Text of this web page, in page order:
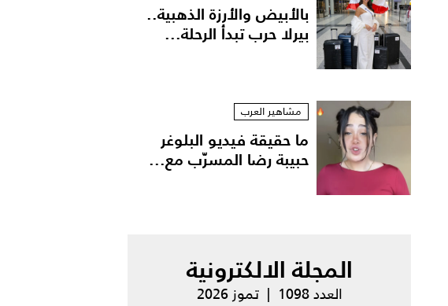
بالأبيض والأرزة الذهبية..
بيرلا حرب تبدأ الرحلة...
مشاهير العرب
ما حقيقة فيديو البلوغر
حبيبة رضا المسرّب مع...
المجلة الالكترونية
العدد 1098 | تموز 2026